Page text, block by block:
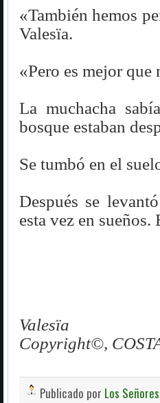
«También hemos
Valesïa.
«Pero es mejor que
La muchacha
bosque estaban
Se tumbó en el
Después se
esta vez en
Valesïa
Copyright©,
Publicado por Los